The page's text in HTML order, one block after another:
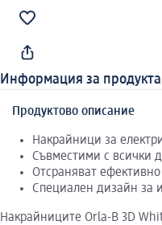
Информация за продукта
Продуктово описание
Накрайници за
Съвместими с всички
Отсраняват ефективно
Специален дизайн за
Накрайниците Orla-B 3D